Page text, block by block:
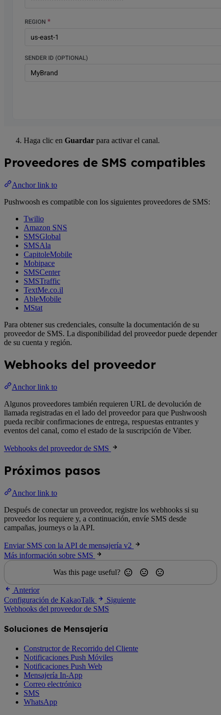
Haga clic en Guardar para activar el canal.
Proveedores de SMS compatibles
Anchor link to
Pushwoosh es compatible con los siguientes proveedores de SMS:
Twilio
Amazon SNS
SMSGlobal
SMSAla
CapitoleMobile
Mobipace
SMSCenter
SMSTraffic
TextMe.co.il
AbleMobile
MStat
Para obtener sus credenciales, consulte la documentación de su
proveedor de SMS. La disponibilidad del proveedor puede depender
de su cuenta y región.
Webhooks del proveedor
Anchor link to
Algunos proveedores también requieren URL de devolución de
llamada registradas en el lado del proveedor para que Pushwoosh
pueda recibir confirmaciones de entrega, respuestas entrantes y
eventos del canal, como el estado de la suscripción de Viber.
Webhooks del proveedor de SMS
Próximos pasos
Anchor link to
Después de conectar un proveedor, registre los webhooks si su
proveedor los requiere y, a continuación, envíe SMS desde
campañas, journeys o la API.
Enviar SMS con la API de mensajería v2
Más información sobre SMS
Was this page useful?
Anterior
Configuración de KakaoTalk
Siguiente
Webhooks del proveedor de SMS
Soluciones de Mensajería
Constructor de Recorrido del Cliente
Notificaciones Push Móviles
Notificaciones Push Web
Mensajería In-App
Correo electrónico
SMS
WhatsApp